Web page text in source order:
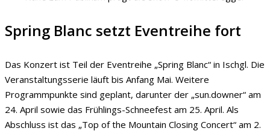
Spring Blanc setzt Eventreihe fort
Das Konzert ist Teil der Eventreihe „Spring Blanc“ in Ischgl. Die
Veranstaltungsserie läuft bis Anfang Mai. Weitere
Programmpunkte sind geplant, darunter der „sun.downer“ am
24. April sowie das Frühlings-Schneefest am 25. April. Als
Abschluss ist das „Top of the Mountain Closing Concert“ am 2.